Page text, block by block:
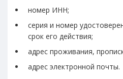
номер ИНН;
серия и номер
срок его действия;
адрес проживания,
адрес электронной почты.